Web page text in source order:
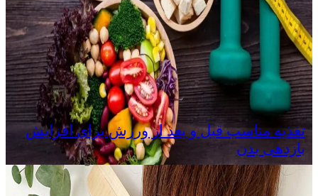
تغذیه مناسب قبل و بعد از ورزش برای افزایش
بازدهی بدن